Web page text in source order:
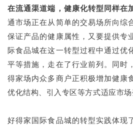
在流通渠道端，健康化转型同样在
通市场正在从简单的交易场所向综
保证产品的健康属性，又要提供专
际食品城在这一转型过程中通过优
平等措施，走在了行业前列。同时
得家场内众多商户正积极增加健康
优化结构、引入专区等方式适应市场
好得家国际食品城的转型实践体现